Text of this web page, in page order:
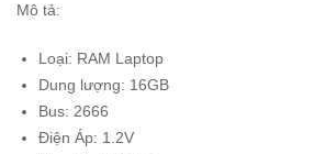
Mô tả:
Loại: RAM Laptop
Dung lượng: 16GB
Bus: 2666
Điện Áp: 1.2V